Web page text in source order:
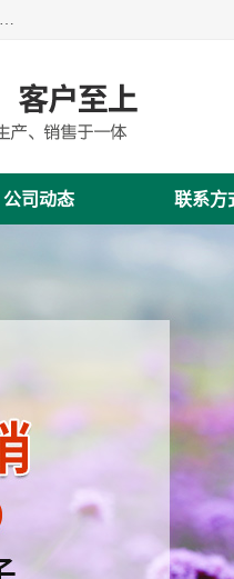
江苏野春种业有限公司是一家种子批发企业，位于沭阳县刘集镇南岗庄村杨东组159号，主要经营草坪种子、牧草种子、花草种子、复绿草种、绿化草籽、护坡草籽、绿肥种子、灌木种子、黑麦草种子、高羊茅种子、早熟禾种子、狗牙根种子、剪股颖种子等。
公司动态 联系方